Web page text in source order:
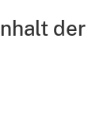
der